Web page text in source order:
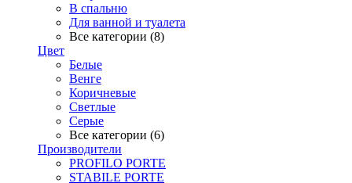
В спальню
Для ванной и туалета
Все категории (8)
Цвет
Белые
Венге
Коричневые
Светлые
Серые
Все категории (6)
Производители
PROFILO PORTE
STABILE PORTE